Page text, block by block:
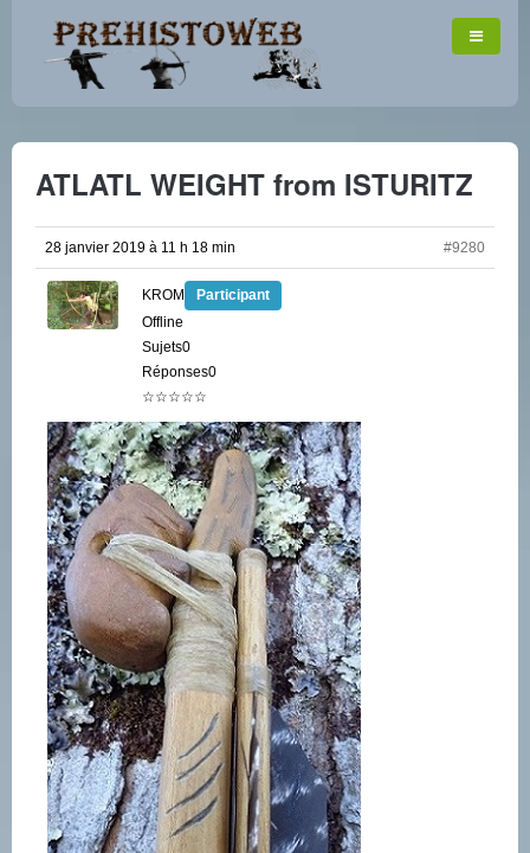
ATLATL WEIGHT from ISTURITZ
28 janvier 2019 à 11 h 18 min #9280
KROM
Participant
Offline
Sujets0
Réponses0
☆☆☆☆☆